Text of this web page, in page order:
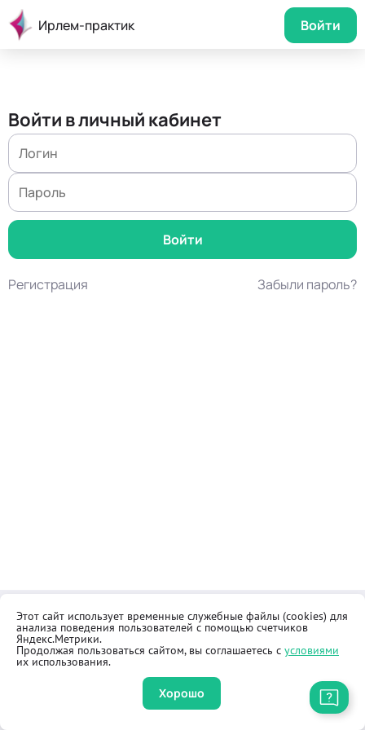
Ирлем-практик Войти
Войти в личный кабинет
Регистрация Забыли пароль?
Контакты
Как купить
Общественная приёмная
Реквизиты
Оферта
Правила продажи товаров
Этот сайт использует временные служебные файлы (cookies) для
анализа поведения пользователей с помощью счетчиков
Яндекс.Метрики.
Продолжая пользоваться сайтом, вы соглашаетесь с условиями
их использования.
Хорошо